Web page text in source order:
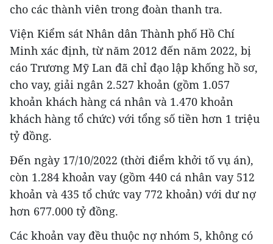
cho các thành viên trong đoàn thanh tra.
Viện Kiểm sát Nhân dân Thành phố Hồ Chí
Minh xác định, từ năm 2012 đến năm 2022, bị
cáo Trương Mỹ Lan đã chỉ đạo lập khống hồ sơ,
cho vay, giải ngân 2.527 khoản (gồm 1.057
khoản khách hàng cá nhân và 1.470 khoản
khách hàng tổ chức) với tổng số tiền hơn 1 triệu
tỷ đồng.
Đến ngày 17/10/2022 (thời điểm khởi tố vụ án),
còn 1.284 khoản vay (gồm 440 cá nhân vay 512
khoản và 435 tổ chức vay 772 khoản) với dư nợ
hơn 677.000 tỷ đồng.
Các khoản vay đều thuộc nợ nhóm 5, không có